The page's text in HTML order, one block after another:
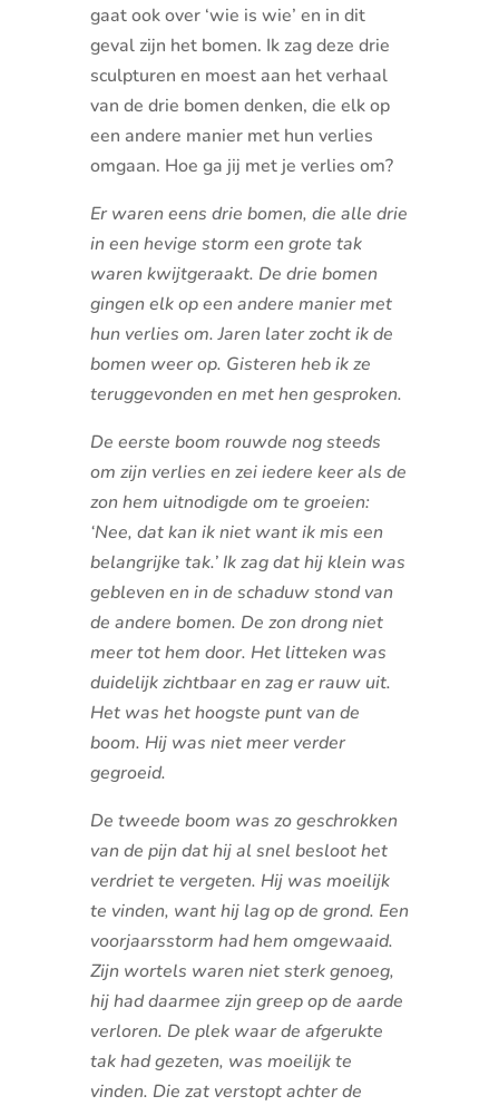
gaat ook over ‘wie is wie’ en in dit
geval zijn het bomen. Ik zag deze drie
sculpturen en moest aan het verhaal
van de drie bomen denken, die elk op
een andere manier met hun verlies
omgaan. Hoe ga jij met je verlies om?
Er waren eens drie bomen, die alle drie
in een hevige storm een grote tak
waren kwijtgeraakt. De drie bomen
gingen elk op een andere manier met
hun verlies om. Jaren later zocht ik de
bomen weer op. Gisteren heb ik ze
teruggevonden en met hen gesproken.
De eerste boom rouwde nog steeds
om zijn verlies en zei iedere keer als de
zon hem uitnodigde om te groeien:
‘Nee, dat kan ik niet want ik mis een
belangrijke tak.’ Ik zag dat hij klein was
gebleven en in de schaduw stond van
de andere bomen. De zon drong niet
meer tot hem door. Het litteken was
duidelijk zichtbaar en zag er rauw uit.
Het was het hoogste punt van de
boom. Hij was niet meer verder
gegroeid.
De tweede boom was zo geschrokken
van de pijn dat hij al snel besloot het
verdriet te vergeten. Hij was moeilijk
te vinden, want hij lag op de grond. Een
voorjaarsstorm had hem omgewaaid.
Zijn wortels waren niet sterk genoeg,
hij had daarmee zijn greep op de aarde
verloren. De plek waar de afgerukte
tak had gezeten, was moeilijk te
vinden. Die zat verstopt achter de